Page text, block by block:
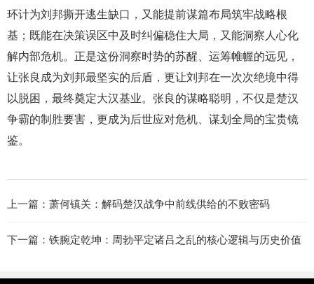
环计为刘邦撕开逃生缺口，又能提前谋篇布局筑牢战略根
基；既能在决策误区中及时纠偏稳住大局，又能洞察人心化
解内部危机。正是这份洞察时势的苏醒、运筹帷幄的远见，
让张良成为刘邦最坚实的后盾，更让刘邦在一次次绝境中得
以脱困，最终奠定大汉基业。张良的谋略聪明，不仅是楚汉
争霸的制胜要害，更成为后世应对危机、谋划全局的宝贵镜
鉴。
上一篇： 萧何镇关：解码楚汉战争中前线供给的不败密码
下一篇： 铁腕定乾坤：周勃平定诸吕之乱的核心逻辑与历史价值